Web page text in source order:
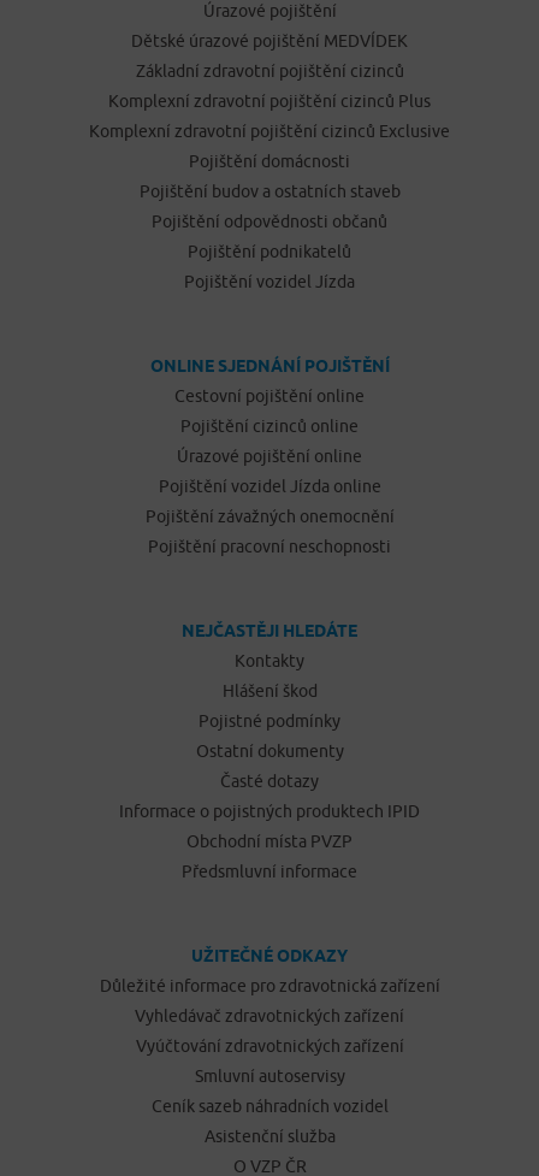
Úrazové pojištění
Dětské úrazové pojištění MEDVÍDEK
Základní zdravotní pojištění cizinců
Komplexní zdravotní pojištění cizinců Plus
Komplexní zdravotní pojištění cizinců Exclusive
Pojištění domácnosti
Pojištění budov a ostatních staveb
Pojištění odpovědnosti občanů
Pojištění podnikatelů
Pojištění vozidel Jízda
ONLINE SJEDNÁNÍ POJIŠTĚNÍ
Cestovní pojištění online
Pojištění cizinců online
Úrazové pojištění online
Pojištění vozidel Jízda online
Pojištění závažných onemocnění
Pojištění pracovní neschopnosti
NEJČASTĚJI HLEDÁTE
Kontakty
Hlášení škod
Pojistné podmínky
Ostatní dokumenty
Časté dotazy
Informace o pojistných produktech IPID
Obchodní místa PVZP
Předsmluvní informace
UŽITEČNÉ ODKAZY
Důležité informace pro zdravotnická zařízení
Vyhledávač zdravotnických zařízení
Vyúčtování zdravotnických zařízení
Smluvní autoservisy
Ceník sazeb náhradních vozidel
Asistenční služba
O VZP ČR